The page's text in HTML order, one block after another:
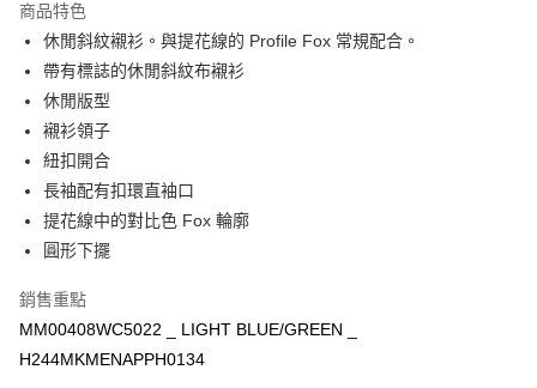
每筆NT$100，滿NT$3,000(含以上)免運費
付款後萊爾富取貨
每筆NT$100
付款後7-11取貨
每筆NT$100，滿NT$3,000(含以上)免運費
宅配
每筆NT$100，滿NT$3,000(含以上)免運費
商品特色
休閒斜紋襯衫。與提花線的 Profile Fox 常規配合。
帶有標誌的休閒斜紋布襯衫
休閒版型
襯衫領子
紐扣開合
長袖配有扣環直袖口
提花線中的對比色 Fox 輪廓
圓形下擺
銷售重點
MM00408WC5022 _ LIGHT BLUE/GREEN _
H244MKMENAPPH0134